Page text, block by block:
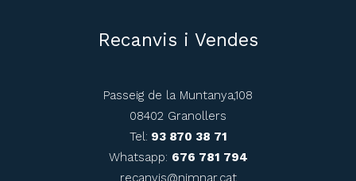
Recanvis i Vendes
Passeig de la Muntanya,108
08402 Granollers
Tel: 93 870 38 71
Whatsapp: 676 781 794
recanvis@nimnar.cat